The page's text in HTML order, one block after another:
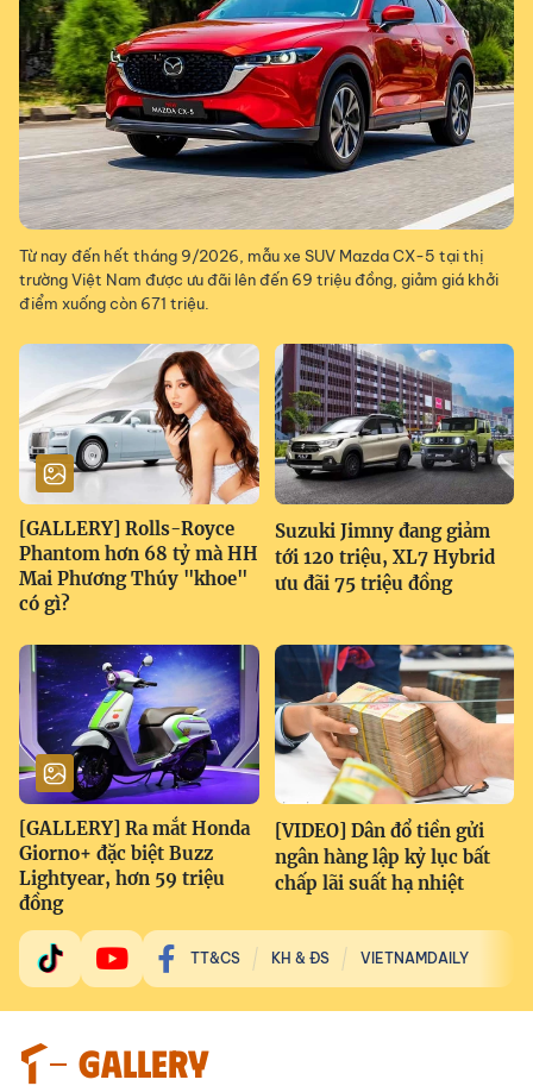
Từ nay đến hết tháng 9/2026, mẫu xe SUV Mazda CX-5 tại thị
trường Việt Nam được ưu đãi lên đến 69 triệu đồng, giảm giá khởi
điểm xuống còn 671 triệu.
[GALLERY] Rolls-Royce
Phantom hơn 68 tỷ mà HH
Mai Phương Thúy "khoe"
có gì?
Suzuki Jimny đang giảm
tới 120 triệu, XL7 Hybrid
ưu đãi 75 triệu đồng
[GALLERY] Ra mắt Honda
Giorno+ đặc biệt Buzz
Lightyear, hơn 59 triệu
đồng
[VIDEO] Dân đổ tiền gửi
ngân hàng lập kỷ lục bất
chấp lãi suất hạ nhiệt
TT&CS KH & ĐS VIETNAMDAILY
GALLERY